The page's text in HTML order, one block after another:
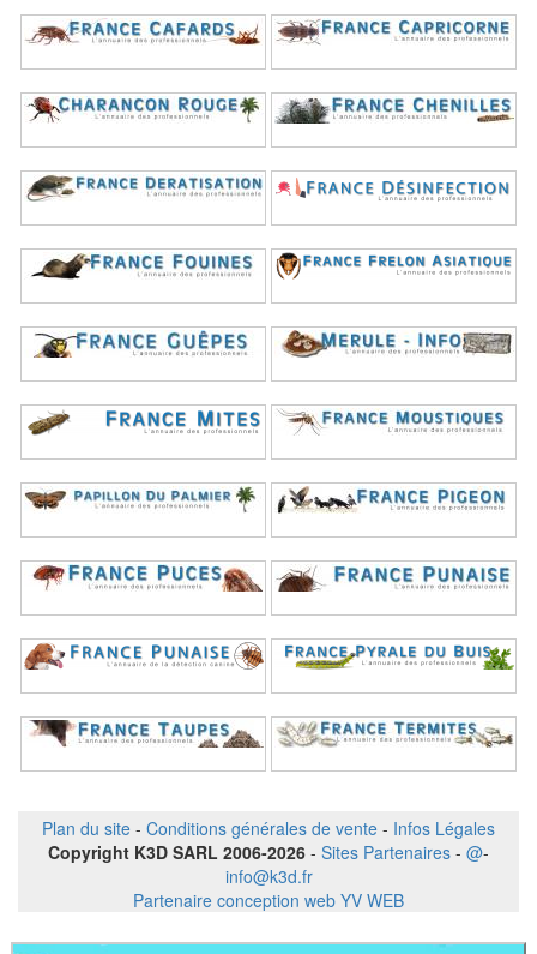
Plan du site - Conditions générales de vente - Infos Légales
Copyright K3D SARL 2006-2026 - Sites Partenaires - @-
info@k3d.fr
Partenaire conception web YV WEB